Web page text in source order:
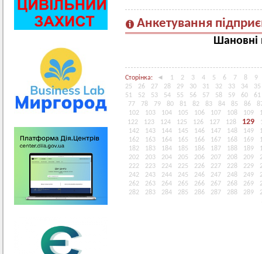
Анкетування
Шановні
Сторінка: ◄ 1 2 3 4 5 6 7 8
9
25
26 27 28 29 30 31 32 33 34
35
51
52 53 54 55 56 57 58 59 60
61
77
78 79 80 81 82 83 84 85 86
102
103 104 105 106 107 108 109
122
123 124 125 126 127 128 129
142
143 144 145 146 147 148 149
162
163 164 165 166 167 168 169
182
183 184 185 186 187 188 189
202
203 204 205 206 207 208 209
222
223 224 225 226 227 228 229
242
243 244 245 246 247 248 249
262
263 264 265 266 267 268 269
282
283 284 285 286 287 288 289